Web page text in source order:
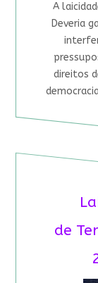
A
Deveria
direitos
de